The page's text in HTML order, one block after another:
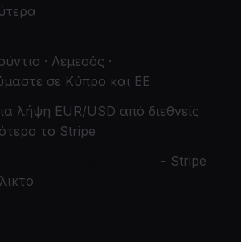
· Λεμεσός ·
σε Κύπρο και ΕΕ
λήψη EUR/USD από διεθνείς
το Stripe
- Stripe